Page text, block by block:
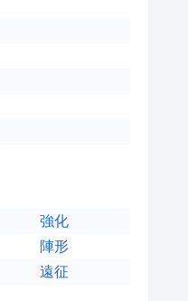
強化
陣形
遠征